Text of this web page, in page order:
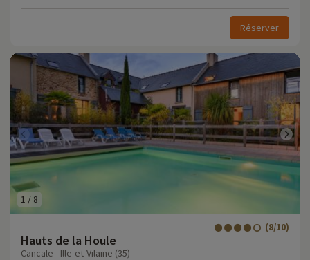
Réserver
1 / 8
Hauts de la Houle
(8/10)
Cancale - Ille-et-Vilaine (35)